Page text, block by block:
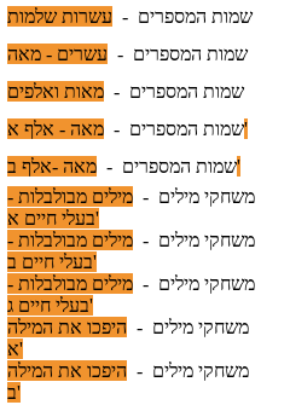
שמות המספרים - עשרות שלמות
שמות המספרים - עשרים - מאה
שמות המספרים - מאות ואלפים
שמות המספרים -מאה - אלף א'
שמות המספרים -מאה -אלף ב'
משחקי מילים - מילים מבולבלות -
בעלי חיים א'
משחקי מילים - מילים מבולבלות -
בעלי חיים ב'
משחקי מילים - מילים מבולבלות -
בעלי חיים ג'
משחקי מילים - היפכו את המילה
א'
משחקי מילים - היפכו את המילה
ב'